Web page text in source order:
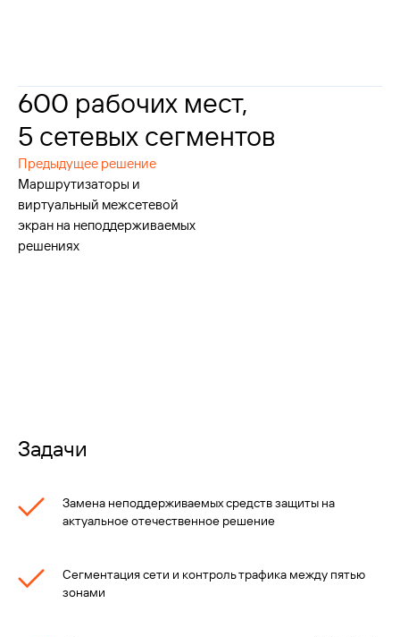
600 рабочих мест,
5 сетевых сегментов
Предыдущее решение
Маршрутизаторы и
виртуальный межсетевой
экран на неподдерживаемых
решениях
Задачи
Замена неподдерживаемых средств защиты на
актуальное отечественное решение
Сегментация сети и контроль трафика между пятью
зонами